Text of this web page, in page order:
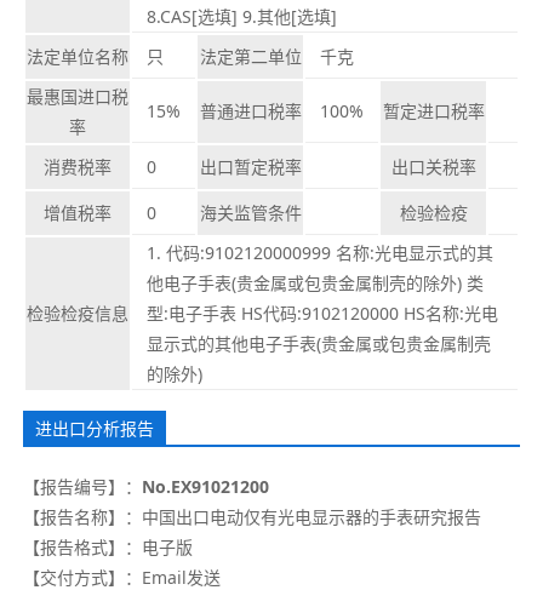
8.CAS[选填] 9.其他[选填]
法定单位名称
只 法定第二单位
千克
最惠国进口税
率
15% 普通进口税率 100% 暂定进口税率
消费税率 0 出口暂定税率
出口关税率
增值税率
0 海关监管条件 检验检疫
检验检疫信息
1. 代码:9102120000999 名称:光电显示式的其
他电子手表(贵金属或包贵金属制壳的除外) 类
型:电子手表 HS代码:9102120000 HS名称:光电
显示式的其他电子手表(贵金属或包贵金属制壳
的除外)
进出口分析报告
【报告编号】： No.EX91021200
【报告名称】： 中国出口电动仅有光电显示器的手表研究报告
【报告格式】： 电子版
【交付方式】： Email发送